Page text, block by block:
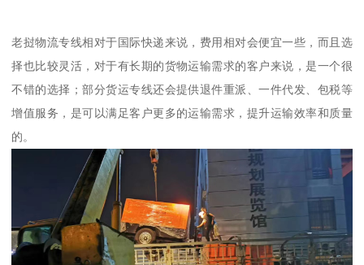
老挝物流专线相对于国际快递来说，费用相对会便宜一些，而且选
择也比较灵活，对于有长期的货物运输需求的客户来说，是一个很
不错的选择；部分货运专线还会提供退件重派、一件代发、包税等
增值服务，是可以满足客户更多的运输需求，提升运输效率和质量
的。